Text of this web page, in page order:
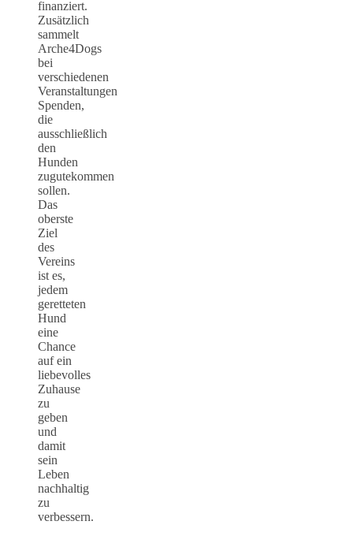
finanziert.
Zusätzlich
sammelt
Arche4Dogs
bei
verschiedenen
Veranstaltungen
Spenden,
die
ausschließlich
den
Hunden
zugutekommen
sollen.
Das
oberste
Ziel
des
Vereins
ist es,
jedem
geretteten
Hund
eine
Chance
auf ein
liebevolles
Zuhause
zu
geben
und
damit
sein
Leben
nachhaltig
zu
verbessern.